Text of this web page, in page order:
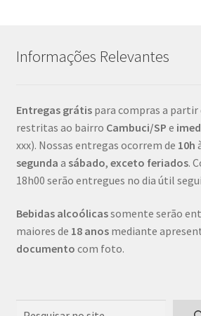
Informações Relevantes
Entregas grátis para compras a partir
restritas ao bairro Cambuci/SP e
xxx). Nossas entregas ocorrem de 10h
segunda a sábado, exceto feriados.
18h00 serão entregues no dia útil
Bebidas alcoólicassomente serão
maiores de 18 anosmediante
documento com foto.